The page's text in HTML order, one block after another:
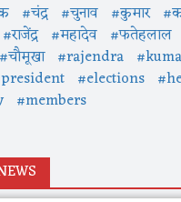
#चंद्र #चुनाव #कुमार
#राजेंद्र #महादेव #फतेहलाल
#चौमूखा #rajendra
#elections
#members